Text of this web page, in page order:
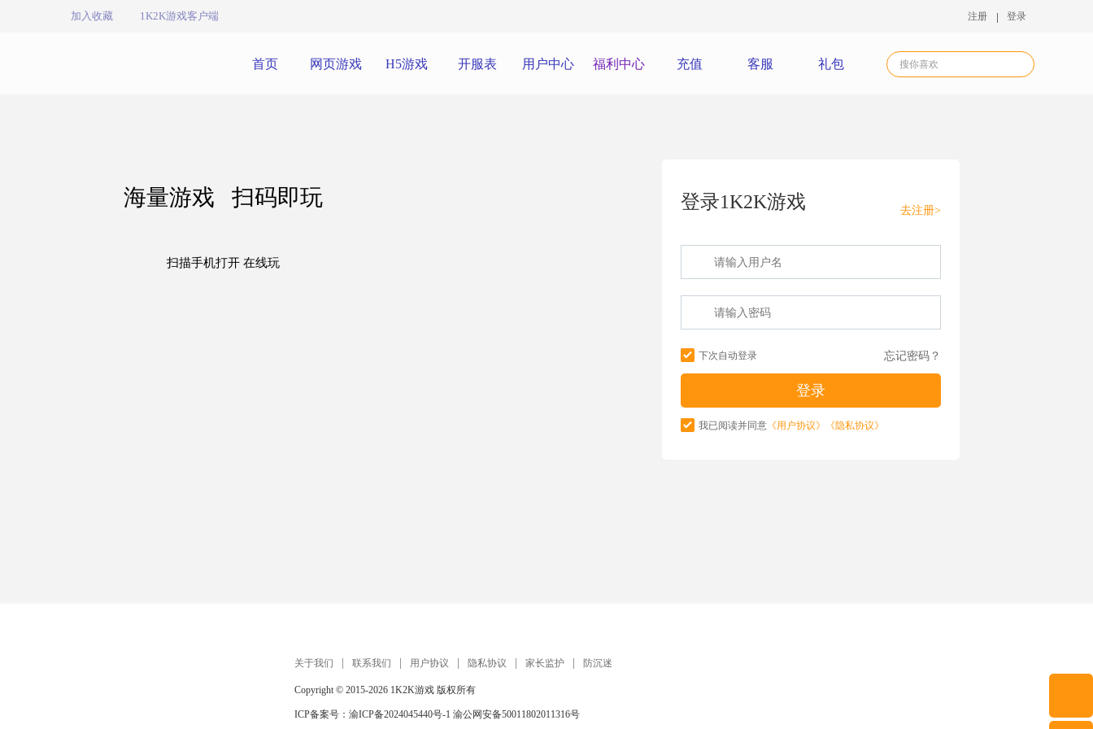
加入收藏 1K2K游戏客户端 注册 登录
首页 网页游戏 H5游戏 开服表 用户中心 福利中心 充值 客服 礼包
海量游戏 扫码即玩
扫描手机打开 在线玩
登录1K2K游戏 去注册>
下次自动登录 忘记密码？
我已阅读并同意 《用户协议》 《隐私协议》
关于我们 联系我们 用户协议 隐私协议 家长监护 防沉迷
Copyright © 2015-2026 1K2K游戏 版权所有
ICP备案号： 渝ICP备2024045440号-1 渝公网安备50011802011316号